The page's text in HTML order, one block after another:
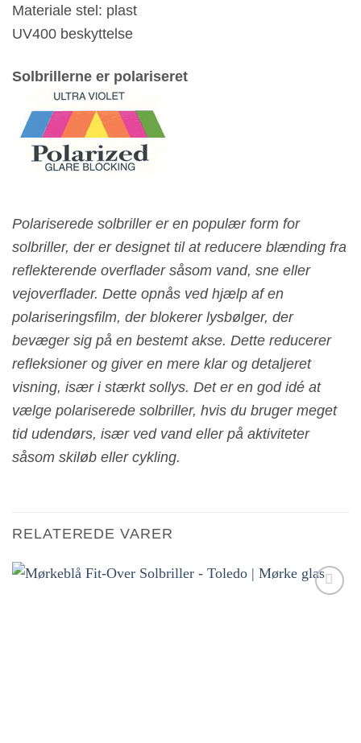
Materiale stel: plast
UV400 beskyttelse
Solbrillerne er polariseret
Polariserede solbriller er en populær form for
solbriller, der er designet til at reducere blænding fra
reflekterende overflader såsom vand, sne eller
vejoverflader. Dette opnås ved hjælp af en
polariseringsfilm, der blokerer lysbølger, der
bevæger sig på en bestemt akse. Dette reducerer
refleksioner og giver en mere klar og detaljeret
visning, især i stærkt sollys. Det er en god idé at
vælge polariserede solbriller, hvis du bruger meget
tid udendørs, især ved vand eller på aktiviteter
såsom skiløb eller cykling.
RELATEREDE VARER